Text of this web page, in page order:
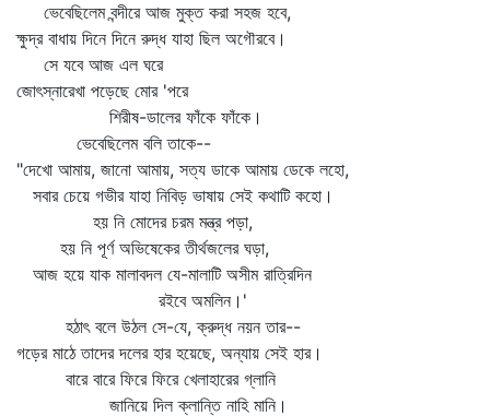
ভেবেছিলেম বন্দীরে আজ মুক্ত করা সহজ হবে,
ক্ষুদ্র বাধায় দিনে দিনে রুদ্ধ যাহা ছিল অগৌরবে।
সে যবে আজ এল ঘরে
জোৎস্নারেখা পড়েছে মোর 'পরে
শিরীষ-ডালের ফাঁকে ফাঁকে।
ভেবেছিলেম বলি তাকে--
"দেখো আমায়, জানো আমায়, সত্য ডাকে আমায় ডেকে লহো,
সবার চেয়ে গভীর যাহা নিবিড় ভাষায় সেই কথাটি কহো।
হয় নি মোদের চরম মন্ত্র পড়া,
হয় নি পূর্ণ অভিষেকের তীর্থজলের ঘড়া,
আজ হয়ে যাক মালাবদল যে-মালাটি অসীম রাত্রিদিন
রইবে অমলিন।'
হঠাৎ বলে উঠল সে-যে, ক্রুদ্ধ নয়ন তার--
গড়ের মাঠে তাদের দলের হার হয়েছে, অন্যায় সেই হার।
বারে বারে ফিরে ফিরে খেলাহারের গ্লানি
জানিয়ে দিল ক্লান্তি নাহি মানি।